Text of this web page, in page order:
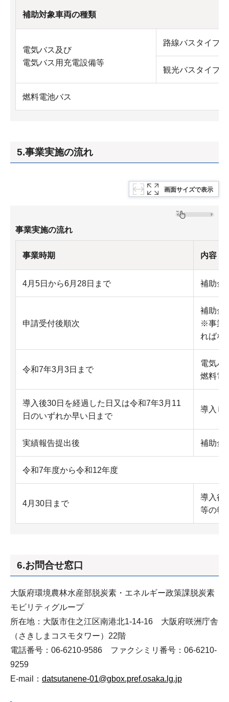
補助対象車両の種類
電気バス及び
電気バス用充電設備等
路線バスタイプ
観光バスタイプ
燃料電池バス
5.事業実施の流れ
画面サイズで表示
事業実施の流れ
事業時期 内容
4月5日から6月28日まで 補助金
申請受付後順次
補助金
※事業
ればな
令和7年3月3日まで
電気バ
燃料電
導入後30日を経過した日又は令和7年3月11
日のいずれか早い日まで
導入し
実績報告提出後 補助金
令和7年度から令和12年度
4月30日まで
導入後
等の報
6.お問合せ窓口
大阪府環境農林水産部脱炭素・エネルギー政策課脱炭素
モビリティグループ
所在地：大阪市住之江区南港北1-14-16 大阪府咲洲庁舎
（さきしまコスモタワー）22階
電話番号：06-6210-9586 ファクシミリ番号：06-6210-
9259
E-mail： datsutanene-01@gbox.pref.osaka.lg.jp